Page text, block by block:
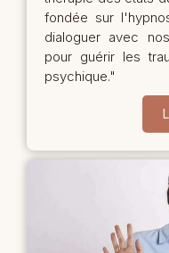
fondée sur
dialoguer avec
pour guérir les
psychique."